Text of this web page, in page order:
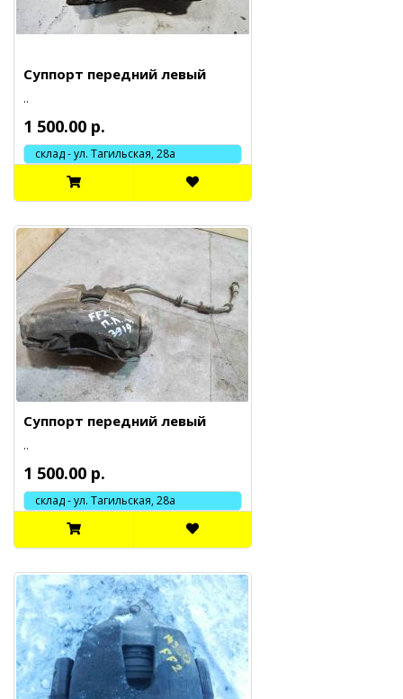
Суппорт передний левый
..
1 500.00 р.
склад - ул. Тагильская, 28а
Суппорт передний левый
..
1 500.00 р.
склад - ул. Тагильская, 28а